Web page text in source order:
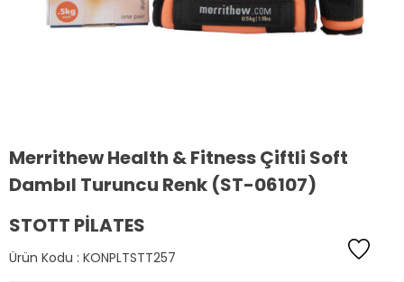
Merrithew Health & Fitness Çiftli Soft
Dambıl Turuncu Renk (ST-06107)
STOTT PILATES
Ürün Kodu : KONPLTSTT257